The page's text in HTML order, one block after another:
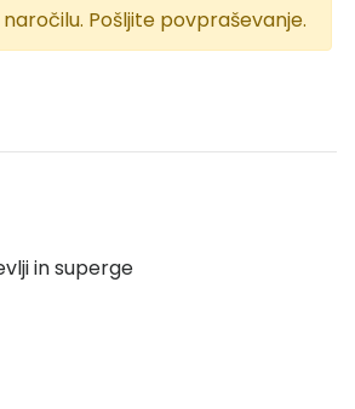
Pošljite povpraševanje.
in superge